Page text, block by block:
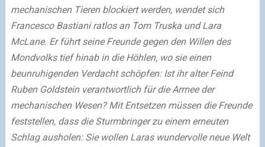
mechanischen Tieren blockiert werden, wendet sich
Francesco Bastiani ratlos an Tom Truska und Lara
McLane. Er führt seine Freunde gegen den Willen des
Mondvolks tief hinab in die Höhlen, wo sie einen
beunruhigenden Verdacht schöpfen: Ist ihr alter Feind
Ruben Goldstein verantwortlich für die Armee der
mechanischen Wesen? Mit Entsetzen müssen die Freunde
feststellen, dass die Sturmbringer zu einem erneuten
Schlag ausholen: Sie wollen Laras wundervolle neue Welt